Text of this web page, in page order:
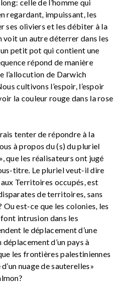
celle de l’homme qui
regardant, impuissant, les
ses oliviers et les débiter à la
voit un autre déterrer dans les
petit pot qui contient une
répond de manière
l’allocution de Darwich
cultivons l’espoir, l’espoir
la couleur rouge dans la rose
tenter de répondre à la
à propos du (s) du pluriel
que les réalisateurs ont jugé
titre. Le pluriel veut-il dire
Territoires occupés, est
de territoires, sans
est-ce que les colonies, les
intrusion dans les
le déplacement d’une
d’un pays à
les frontières palestiniennes
nuage de sauterelles»